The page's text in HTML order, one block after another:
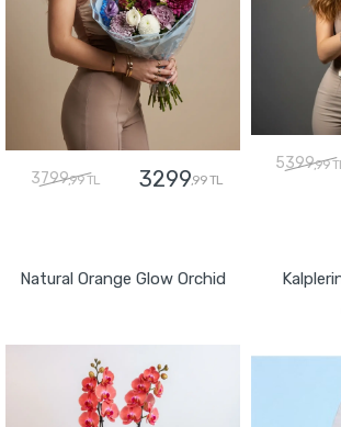
3799,99 TL 3299,99 TL
5399,99 TL
Natural Orange Glow Orchid